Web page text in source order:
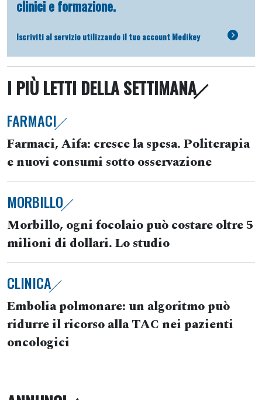
clinici e formazione.
Iscriviti al servizio utilizzando il tuo account Medikey
I PIÙ LETTI DELLA SETTIMANA
FARMACI
Farmaci, Aifa: cresce la spesa. Politerapia
e nuovi consumi sotto osservazione
MORBILLO
Morbillo, ogni focolaio può costare oltre 5
milioni di dollari. Lo studio
CLINICA
Embolia polmonare: un algoritmo può
ridurre il ricorso alla TAC nei pazienti
oncologici